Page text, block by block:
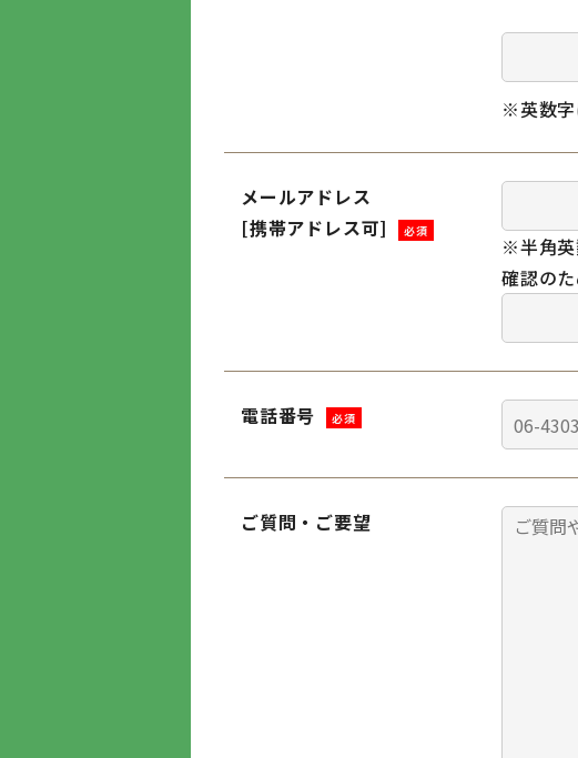
※英数字
メールアドレス
[携帯アドレス可]
必須
※半角英
確認の
電話番号 必須
ご質問・ご要望